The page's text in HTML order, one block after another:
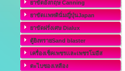
ยาขัดอังกฤษ Canning
ยาขัดเเพทตินั่มญี่ปุ่นJapan
ยาขัดฝรั่งเศษ Dialux
ตู้ยิงทรายSand blaster
เครื่องเช็คเพชรเเละเพชรโมอีส
ตะไบซองเหลือง